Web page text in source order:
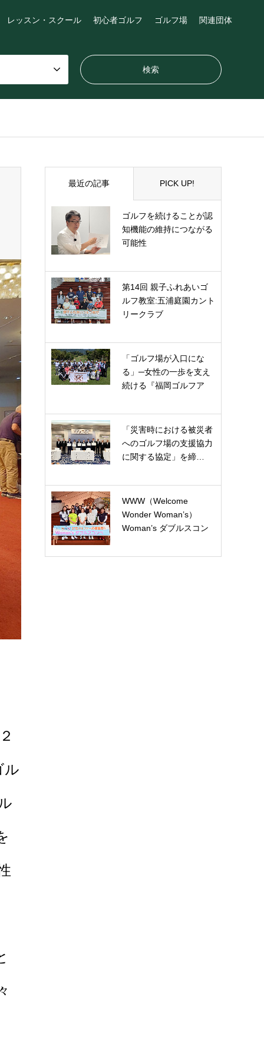
レッスン・スクール 初心者ゴルフ ゴルフ場 関連団体
ル
最近の記事 PICK UP!
ゴルフを続けることが認
知機能の維持につながる
可能性
第14回 親子ふれあいゴ
ルフ教室:五浦庭園カント
リークラブ
「ゴルフ場が入口にな
る」─女性の一歩を支え
続ける『福岡ゴルフア
「災害時における被災者
へのゴルフ場の支援協力
に関する協定」を締…
WWW（Welcome
Wonder Woman’s）
Woman’s ダブルスコン